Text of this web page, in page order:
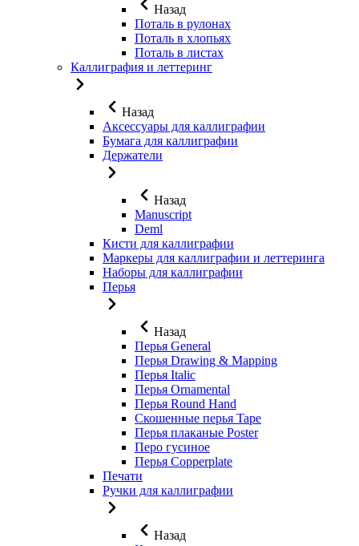
Назад
Поталь в рулонах
Поталь в хлопьях
Поталь в листах
Каллиграфия и леттеринг
Назад
Аксессуары для каллиграфии
Бумага для каллиграфии
Держатели
Назад
Manuscript
Deml
Кисти для каллиграфии
Маркеры для каллиграфии и леттеринга
Наборы для каллиграфии
Перья
Назад
Перья General
Перья Drawing & Mapping
Перья Italic
Перья Ornamental
Перья Round Hand
Скошенные перья Tape
Перья плаканые Poster
Перо гусиное
Перья Copperplate
Печати
Ручки для каллиграфии
Назад